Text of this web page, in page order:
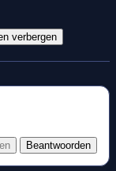
verbergen
Beantwoorden